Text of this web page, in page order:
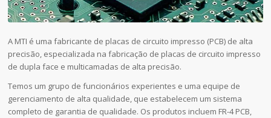
A MTI é uma fabricante de placas de circuito impresso (PCB) de alta
precisão, especializada na fabricação de placas de circuito impresso
de dupla face e multicamadas de alta precisão.
Temos um grupo de funcionários experientes e uma equipe de
gerenciamento de alta qualidade, que estabelecem um sistema
completo de garantia de qualidade. Os produtos incluem FR-4 PCB,